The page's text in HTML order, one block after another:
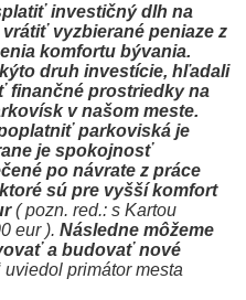
investičný dlh na
vyzbierané peniaze z
komfortu bývania.
druh investície, hľadali
finančné prostriedky na
v našom meste.
parkoviská je
je spokojnosť
po návrate z práce
sú pre vyšší komfort
( pozn. red.: s Kartou
eur ). Následne môžeme
a budovať nové
uviedol primátor mesta